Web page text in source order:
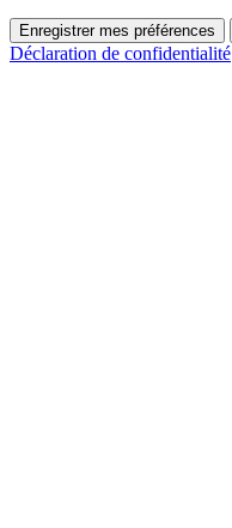
Enregistrer mes préférences
Déclaration de confidentialité